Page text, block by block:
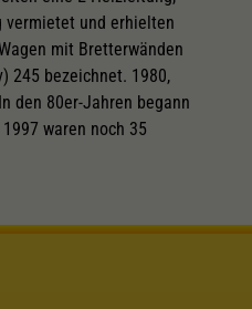
vermietet und erhielten
mit Bretterwänden
245 bezeichnet. 1980,
den 80er-Jahren begann
waren noch 35